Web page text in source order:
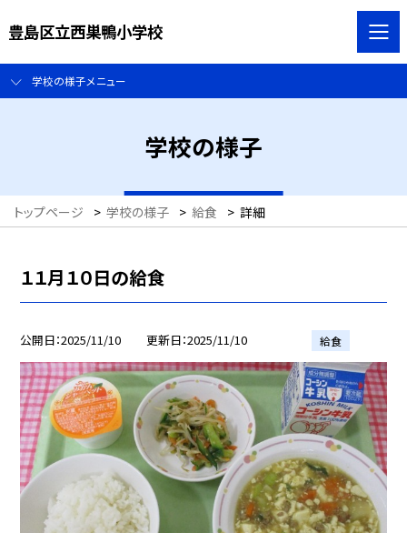
豊島区立西巣鴨小学校
学校の様子メニュー
学校の様子
トップページ > 学校の様子 > 給食 > 詳細
１１月１０日の給食
公開日 2025/11/10 更新日 2025/11/10 給食